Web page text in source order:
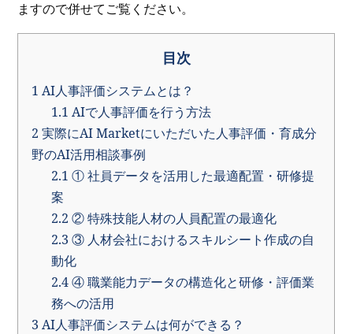
ますので併せてご覧ください。
目次
1 AI人事評価システムとは？
1.1 AIで人事評価を行う方法
2 実際にAI Marketにいただいた人事評価・育成分
野のAI活用相談事例
2.1 ① 社員データを活用した最適配置・研修提
案
2.2 ② 特殊技能人材の人員配置の最適化
2.3 ③ 人材会社におけるスキルシート作成の自
動化
2.4④ 職業能力データの構造化と研修・評価業
務への活用
3 AI人事評価システムは何ができる？